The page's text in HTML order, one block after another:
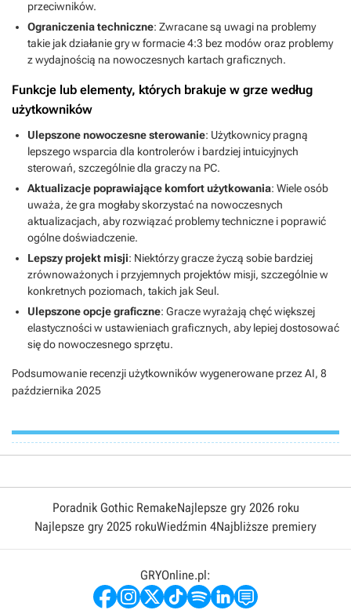
przeciwników.
Ograniczenia techniczne: Zwracane są uwagi na problemy
takie jak działanie gry w formacie 4:3 bez modów oraz problemy
z wydajnością na nowoczesnych kartach graficznych.
Funkcje lub elementy, których brakuje w grze według
użytkowników
Ulepszone nowoczesne sterowanie: Użytkownicy pragną
lepszego wsparcia dla kontrolerów i bardziej intuicyjnych
sterowań, szczególnie dla graczy na PC.
Aktualizacje poprawiające komfort użytkowania: Wiele osób
uważa, że gra mogłaby skorzystać na nowoczesnych
aktualizacjach, aby rozwiązać problemy techniczne i poprawić
ogólne doświadczenie.
Lepszy projekt misji: Niektórzy gracze życzą sobie bardziej
zrównoważonych i przyjemnych projektów misji, szczególnie w
konkretnych poziomach, takich jak Seul.
Ulepszone opcje graficzne: Gracze wyrażają chęć większej
elastyczności w ustawieniach graficznych, aby lepiej dostosować
się do nowoczesnego sprzętu.
Podsumowanie recenzji użytkowników wygenerowane przez AI, 8
października 2025
Poradnik Gothic RemakeNajlepsze gry 2026 roku
Najlepsze gry 2025 rokuWiedźmin 4Najbliższe premiery
GRYOnline.pl: